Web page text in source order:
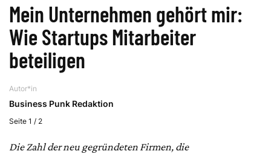
Mein Unternehmen gehört mir:
Wie Startups Mitarbeiter
beteiligen
Autor*in
Business Punk Redaktion
Seite 1 / 2
Die Zahl der neu gegründeten Firmen, die